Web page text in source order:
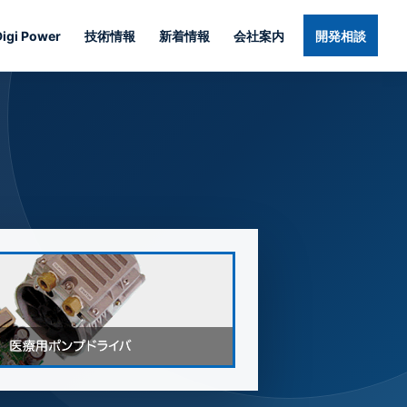
Power 技術情報 新着情報 会社案内 開発相談